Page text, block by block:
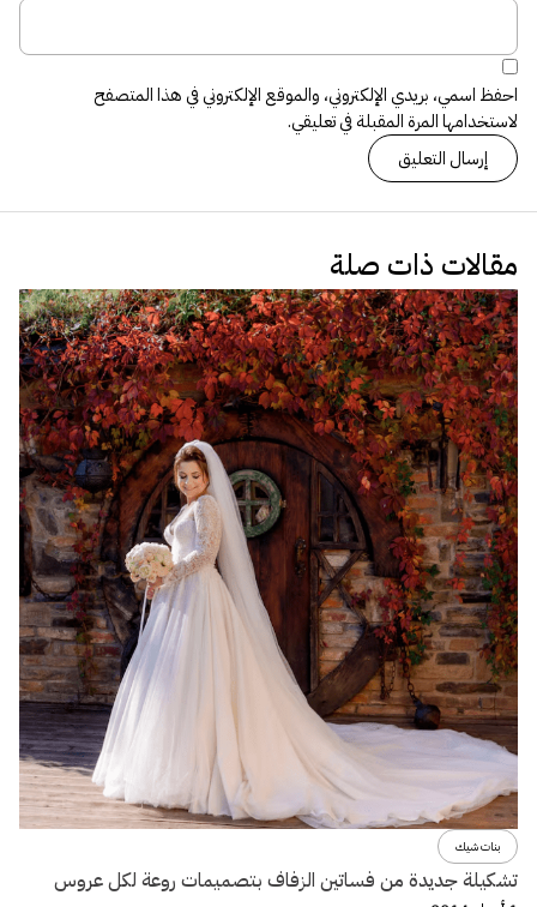
احفظ اسمي، بريدي الإلكتروني، والموقع الإلكتروني في هذا المتصفح
لاستخدامها المرة المقبلة في تعليقي.
مقالات ذات صلة
بنات شيك
تشكيلة جديدة من فساتين الزفاف بتصميمات روعة لكل عروس